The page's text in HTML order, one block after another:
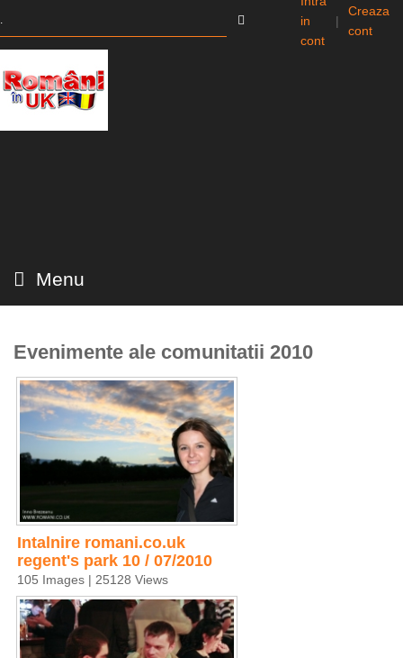
in
cont
|
Creaza
cont
Menu
Evenimente ale comunitatii 2010
Intalnire romani.co.uk
regent's park 10 / 07/2010
105 Images | 25128 Views